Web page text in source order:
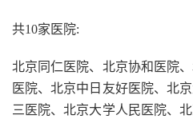
共10家医院:
北京同仁医院、北京协和医院
医院、北京中日友好医院、北
三医院、北京大学人民医院、